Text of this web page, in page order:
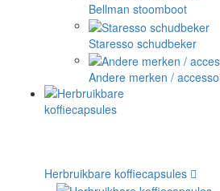
Bellman stoomboot
Staresso schudbeker
Andere merken /
Herbruikbare koffiecapsules